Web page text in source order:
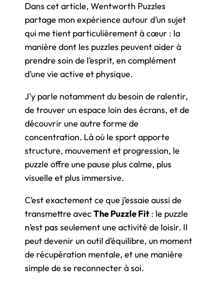
Dans cet article, Wentworth Puzzles
partage mon expérience autour d’un sujet
qui me tient particulièrement à cœur : la
manière dont les puzzles peuvent aider à
prendre soin de l’esprit, en complément
d’une vie active et physique.
J’y parle notamment du besoin de ralentir,
de trouver un espace loin des écrans, et de
découvrir une autre forme de
concentration. Là où le sport apporte
structure, mouvement et progression, le
puzzle offre une pause plus calme, plus
visuelle et plus immersive.
C’est exactement ce que j’essaie aussi de
transmettre avecThe Puzzle Fit: le puzzle
n’est pas seulement une activité de loisir. Il
peut devenir un outil d’équilibre, un moment
de récupération mentale, et une manière
simple de se reconnecter à soi.